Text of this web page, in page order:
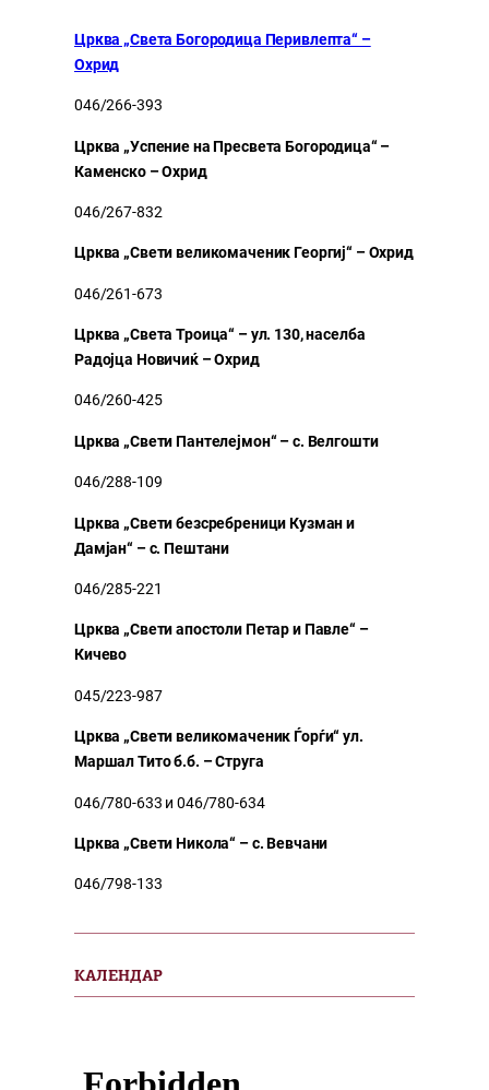
Црква „Света Богородица Перивлепта“ –
Охрид
046/266-393
Црква „Успение на Пресвета Богородица“ –
Каменско – Охрид
046/267-832
Црква „Свети великомаченик Георгиј“ – Охрид
046/261-673
Црква „Света Троица“ – ул. 130, населба
Радојца Новичиќ – Охрид
046/260-425
Црква „Свети Пантелејмон“ – с. Велгошти
046/288-109
Црква „Свети безсребреници Кузман и
Дамјан“ – с. Пештани
046/285-221
Црква „Свети апостоли Петар и Павле“ –
Кичево
045/223-987
Црква „Свети великомаченик Ѓорѓи“ ул.
Маршал Тито б.б. – Струга
046/780-633 и 046/780-634
Црква „Свети Никола“ – с. Вевчани
046/798-133
КАЛЕНДАР